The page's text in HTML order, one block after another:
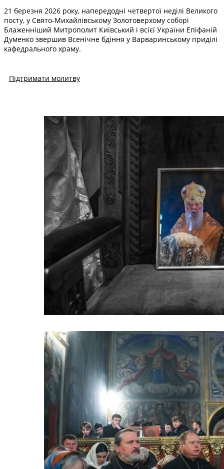
21 березня 2026 року, напередодні четвертої неділі Великого
посту, у Свято-Михайлівському Золотоверхому соборі
Блаженніший Митрополит Київський і всієї України Епіфаній
Думенко звершив Всенічне бдіння у Варваринському приділі
кафедрального храму.
Підтримати молитву